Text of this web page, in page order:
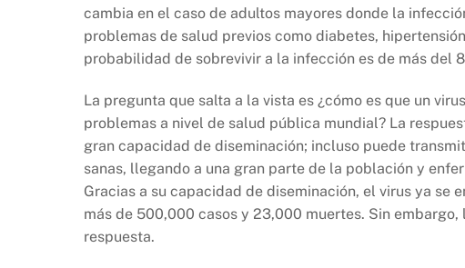
cambia en el caso de adultos mayores donde la
problemas de salud previos como diabetes,
probabilidad de sobrevivir a la infección es de más del
La pregunta que salta a la vista es ¿cómo es que un
problemas a nivel de salud pública mundial? La
gran capacidad de diseminación; incluso puede
sanas, llegando a una gran parte de la población y
Gracias a su capacidad de diseminación, el virus ya se
más de 500,000 casos y 23,000 muertes. Sin
respuesta.